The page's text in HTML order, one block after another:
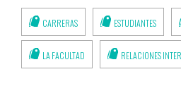
CARRERAS ESTUDIANTES
LA FACULTAD RELACIONES